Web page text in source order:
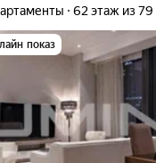
62 этаж из 79
показ